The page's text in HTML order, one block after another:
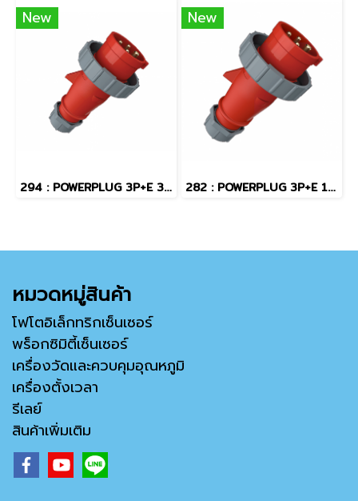
New
294 : POWERPLUG 3P+E 32A400Vผู้(IP67)
New
282 : POWERPLUG 3P+E 16A400Vผู้(IP67)
หมวดหมู่สินค้า
โฟโตอิเล็กทริกเซ็นเซอร์
พร็อกซิมิตี้เซ็นเซอร์
เครื่องวัดและควบคุมอุณหภูมิ
เครื่องตั้งเวลา
รีเลย์
สินค้าเพิ่มเติม